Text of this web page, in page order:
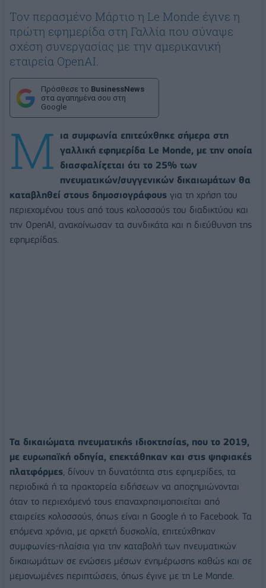
Τον περασμένο Μάρτιο η Le Monde έγινε η
πρώτη εφημερίδα στη Γαλλία που σύναψε
σχέση συνεργασίας με την αμερικανική
εταιρεία OpenAI.
Πρόσθεσε το BusinessNews
στα αγαπημένα σου στη
Google
Μ
ια συμφωνία επιτεύχθηκε σήμερα στη
γαλλική εφημερίδα Le Monde, με την οποία
διασφαλίζεται ότι το 25% των
πνευματικών/συγγενικών δικαιωμάτων θα
καταβληθεί στους δημοσιογράφους για τη χρήση του
περιεχομένου τους από τους κολοσσούς του διαδικτύου και
την OpenAI, ανακοίνωσαν τα συνδικάτα και η διεύθυνση της
εφημερίδας.
Τα δικαιώματα πνευματικής ιδιοκτησίας, που το 2019,
με ευρωπαϊκή οδηγία, επεκτάθηκαν και στις ψηφιακές
πλατφόρμες, δίνουν τη δυνατότητα στις εφημερίδες, τα
περιοδικά ή τα πρακτορεία ειδήσεων να αποζημιώνονται
όταν το περιεχόμενό τους επαναχρησιμοποιείται από
εταιρείες κολοσσούς, όπως είναι η Google ή το Facebook. Τα
επόμενα χρόνια, με αρκετή δυσκολία, επιτεύχθηκαν
συμφωνίες-πλαίσια για την καταβολή των πνευματικών
δικαιωμάτων σε ενώσεις μέσων ενημέρωσης καθώς και σε
μεμονωμένες περιπτώσεις, όπως έγινε με τη Le Monde.